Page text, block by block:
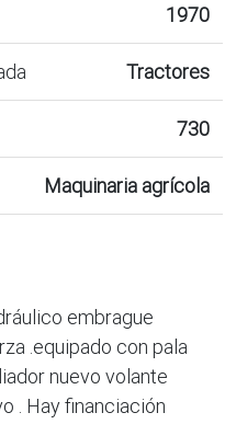
1970
Tractores
730
Maquinaria agrícola
embrague
.equipado con pala
nuevo volante
. Hay financiación